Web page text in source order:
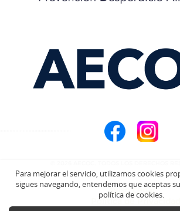
Aviso Legal
Política de Privacidad
Para mejorar el servicio, utilizamos cookies
sigues navegando, entendemos que aceptas
política de cookies.